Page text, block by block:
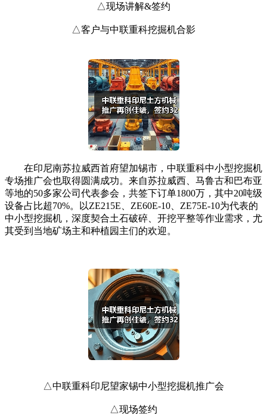
△现场讲解&签约
△客户与中联重科挖掘机合影
在印尼南苏拉威西首府望加锡市，中联重科中小型挖掘机
专场推广会也取得圆满成功。来自苏拉威西、马鲁古和巴布亚
等地的50多家公司代表参会，共签下订单1800万，其中20吨级
设备占比超70%。以ZE215E、ZE60E-10、ZE75E-10为代表的
中小型挖掘机，深度契合土石破碎、开挖平整等作业需求，尤
其受到当地矿场主和种植园主们的欢迎。
△中联重科印尼望家锡中小型挖掘机推广会
△现场签约